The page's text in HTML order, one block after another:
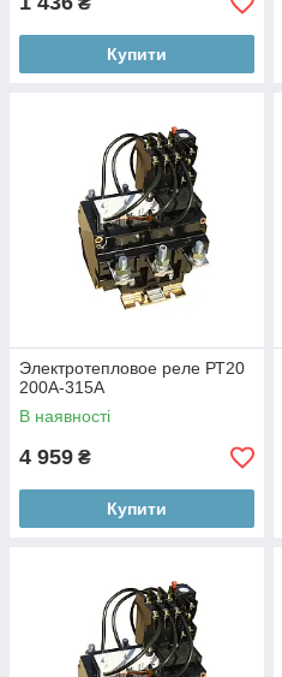
Купити
Электротепловое реле РТ20
200А-315А
В наявності
4 959 ₴
Купити